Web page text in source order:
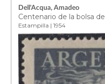
Dell'Acqua, Amadeo
Centenario de la bolsa
Estampilla | 1954